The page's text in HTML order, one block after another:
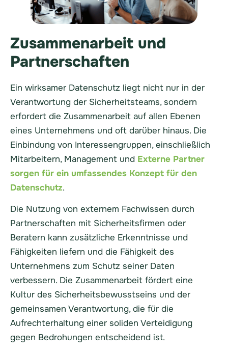
Zusammenarbeit und
Partnerschaften
Ein wirksamer Datenschutz liegt nicht nur in der
Verantwortung der Sicherheitsteams, sondern
erfordert die Zusammenarbeit auf allen Ebenen
eines Unternehmens und oft darüber hinaus. Die
Einbindung von Interessengruppen, einschließlich
Mitarbeitern, Management und Externe Partner
sorgen für ein umfassendes Konzept für den
Datenschutz.
Die Nutzung von externem Fachwissen durch
Partnerschaften mit Sicherheitsfirmen oder
Beratern kann zusätzliche Erkenntnisse und
Fähigkeiten liefern und die Fähigkeit des
Unternehmens zum Schutz seiner Daten
verbessern. Die Zusammenarbeit fördert eine
Kultur des Sicherheitsbewusstseins und der
gemeinsamen Verantwortung, die für die
Aufrechterhaltung einer soliden Verteidigung
gegen Bedrohungen entscheidend ist.